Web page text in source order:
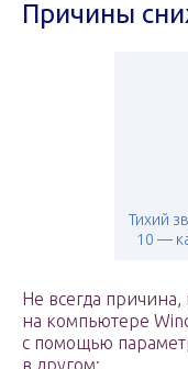
Причины
Тихий
10 —
Не всегда
на компьютере
с помощью
в другом: